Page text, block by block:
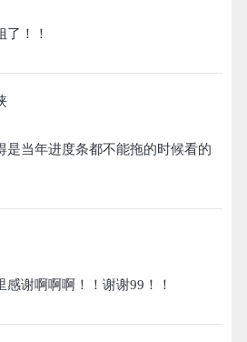
是当年进度条都不能拖的时候看的